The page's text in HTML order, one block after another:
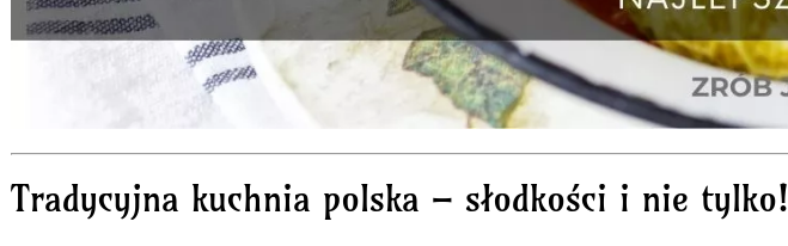
Tradycyjna kuchnia polska – słodkości i nie tylko!